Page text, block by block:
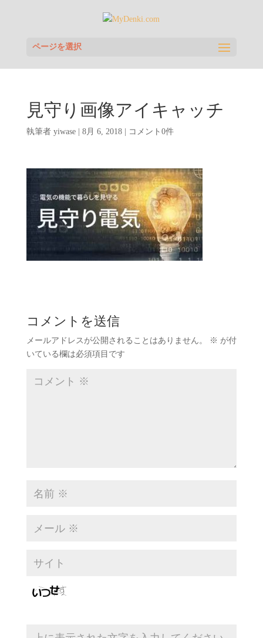
ページを選択
見守り画像アイキャッチ
執筆者 yiwase| 8月 6, 2018| コメント0件
コメントを送信
メールアドレスが公開されることはありません。 ※ が付
いている欄は必須項目です